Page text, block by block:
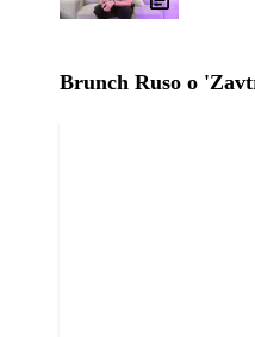
Brunch Ruso o